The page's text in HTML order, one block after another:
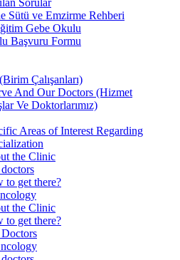
Sütü ve Emzirme Rehberi
Gebe Okulu
Başvuru Formu
Çalışanları)
And Our Doctors (Hizmet
Ve Doktorlarımız)
Areas of Interest Regarding
the Clinic
to get there?
the Clinic
to get there?